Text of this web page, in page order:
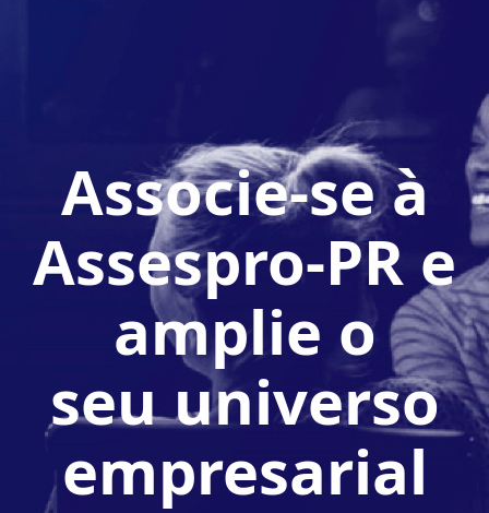
Associe-se à
Assespro-PR e
amplie o
seu universo
empresarial